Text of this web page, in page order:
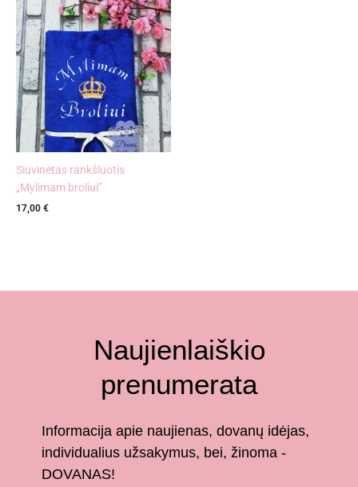
Siuvinėtas rankšluotis
„Mylimam broliui”
17,00 €
Naujienlaiškio
prenumerata
Informacija apie naujienas, dovanų idėjas,
individualius užsakymus, bei, žinoma -
DOVANAS!